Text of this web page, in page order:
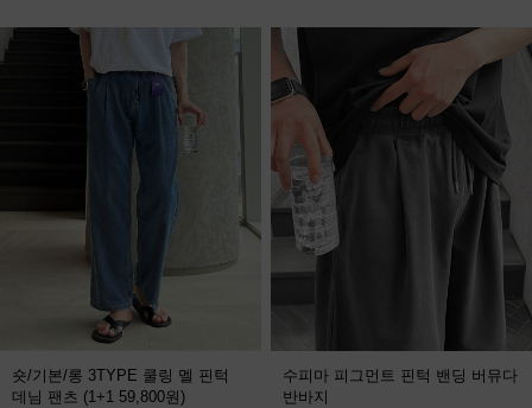
숏/기본/롱 3TYPE 쿨링 멜 핀턱
데님 팬츠 (1+1 59,800원)
수피마 피그먼트 핀턱 밴딩 버뮤다
반바지